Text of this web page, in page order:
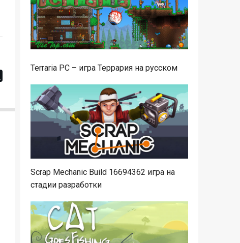
Terraria PC – игра Террария на русском
Scrap Mechanic Build 16694362 игра на
стадии разработки